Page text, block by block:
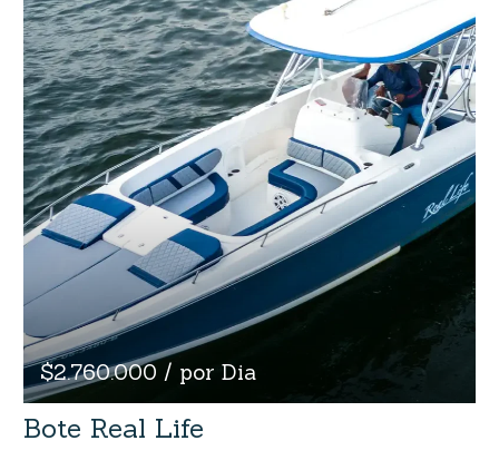
$2.760.000 / por Dia
Bote Real Life